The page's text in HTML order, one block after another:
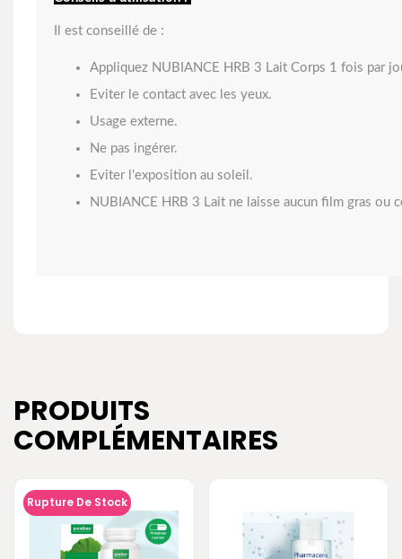
Il est conseillé de :
Appliquez NUBIANCE HRB 3 Lait Corps 1 fois par
Eviter le contact avec les yeux.
Usage externe.
Ne pas ingérer.
Eviter l'exposition au soleil.
NUBIANCE HRB 3 Lait ne laisse aucun film gras ou
PRODUITS
COMPLÉMENTAIRES
Rupture De Stock